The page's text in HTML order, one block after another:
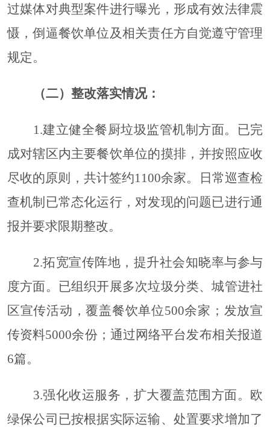
过媒体对典型案件进行曝光，形成有效法律震
慑，倒逼餐饮单位及相关责任方自觉遵守管理
规定。
（二）整改落实情况：
1.建立健全餐厨垃圾监管机制方面。已完
成对辖区内主要餐饮单位的摸排，并按照应收
尽收的原则，共计签约1100余家。日常巡查检
查机制已常态化运行，对发现的问题已进行通
报并要求限期整改。
2.拓宽宣传阵地，提升社会知晓率与参与
度方面。已组织开展多次垃圾分类、城管进社
区宣传活动，覆盖餐饮单位500余家；发放宣
传资料5000余份；通过网络平台发布相关报道
6篇。
3.强化收运服务，扩大覆盖范围方面。欧
绿保公司已按根据实际运输、处置要求增加了